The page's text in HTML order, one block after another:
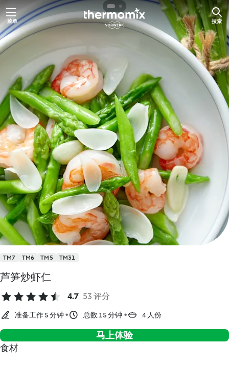
跳
至
内
容
菜单 搜索
TM7 TM6 TM5 TM31
芦笋炒虾仁
4.7 53 评分
准备工作 5 分钟 总数 15 分钟 4 人份
马上体验
食材